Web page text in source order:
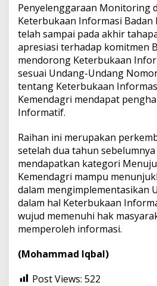
Penyelenggaraan Monitoring
Keterbukaan Informasi Badan
telah sampai pada akhir
apresiasi terhadap komitmen
mendorong Keterbukaan
sesuai Undang-Undang
tentang Keterbukaan
Kemendagri mendapat
Informatif.
Raihan ini merupakan
setelah dua tahun
mendapatkan kategori
Kemendagri mampu
dalam mengimplementasikan
dalam hal Keterbukaan
wujud memenuhi hak
memperoleh informasi.
(Mohammad Iqbal)
Post Views: 522